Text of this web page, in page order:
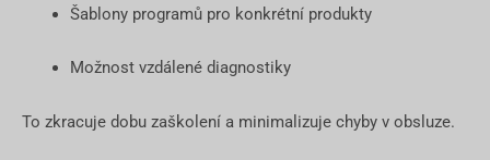
Šablony programů pro konkrétní produkty
Možnost vzdálené diagnostiky
To zkracuje dobu zaškolení a minimalizuje chyby v obsluze.